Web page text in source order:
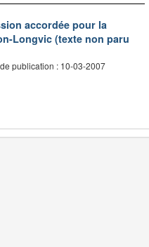
accordée pour la
Longvic (texte non paru
publication : 10-03-2007